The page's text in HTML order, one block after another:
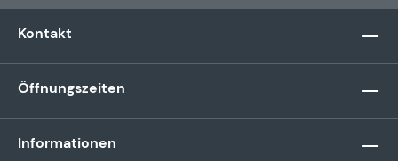
Kontakt
Öffnungszeiten
Informationen